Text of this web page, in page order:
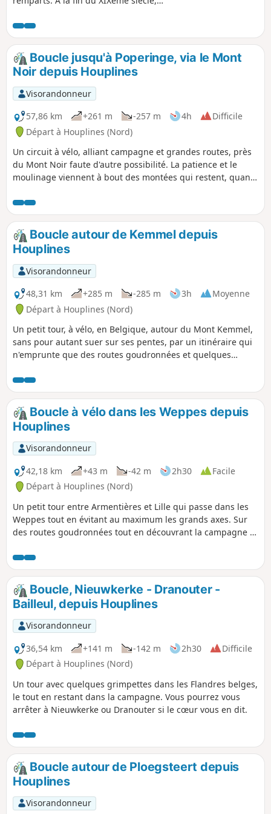
type Seré de Rivières sont construits, ils
constituaient la ceinture fortifiée de la
ville.Boucle jusqu'à Poperinge, via le Mont
Noir depuis Houplines
Visorandonneur
57,86 km
+261 m -257 m 4h
Difficile
Départ à Houplines (Nord)
Un circuit à vélo, alliant campagne et grandes routes, près
du Mont Noir faute d'autre possibilité. La patience et le
moulinage viennent à bout des montées qui restent, quand
Boucle autour de Kemmel depuis
Houplines
Visorandonneur
48,31 km
+285 m -285 m 3h
Moyenne
Départ à Houplines (Nord)
Un petit tour, à vélo, en Belgique, autour du Mont Kemmel,
sans pour autant suer sur ses pentes, par un itinéraire qui
n'emprunte que des routes goudronnées et quelques
quelques points de vue.
Boucle à vélo dans les Weppes depuis
Houplines
Visorandonneur
42,18 km
+43 m -42 m 2h30
Facile
Départ à Houplines (Nord)
Un petit tour entre Armentières et Lille qui passe dans les
Weppes tout en évitant au maximum les grands axes. Sur
des routes goudronnées tout en découvrant la campagne et
mondiale.
Boucle, Nieuwkerke - Dranouter -
Bailleul, depuis Houplines
Visorandonneur
36,54 km
+141 m -142 m 2h30
Difficile
Départ à Houplines (Nord)
Un tour avec quelques grimpettes dans les Flandres belges,
le tout en restant dans la campagne. Vous pourrez vous
arrêter à Nieuwkerke ou Dranouter si le cœur vous en dit.
Boucle autour de Ploegsteert depuis
Houplines
Visorandonneur